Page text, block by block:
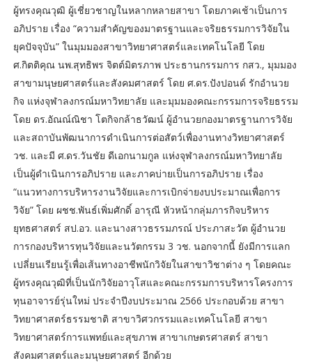
ผู้ทรงคุณวุฒิ ผู้เชี่ยวชาญในหลากหลายสาขา โดยภาคเช้าเป็นการ
อภิปราย เรื่อง “ความสำคัญของมาตรฐานและจริยธรรมการวิจัยใน
ยุคปัจจุบัน” ในมุมมองสาขาวิทยาศาสตร์และเทคโนโลยี โดย
ศ.กิตติคุณ นพ.สุทธิพร จิตต์มิตรภาพ ประธานกรรมการ กสว., มุมมอง
สาขามนุษยศาสตร์และสังคมศาสตร์ โดย ศ.ดร.ปังปอนด์ รักอํานวย
กิจ แห่งจุฬาลงกรณ์มหาวิทยาลัย และมุมมองคณะกรรมการจริยธรรม
โดย ดร.อัณณ์ณิชา โตกิจกล้าธวัฒน์ ผู้อำนวยกองมาตรฐานการวิจัย
และสถาบันพัฒนาการดำเนินการต่อสัตว์เพื่องานทางวิทยาศาสตร์
วช. และมี ศ.ดร.วันชัย ดีเอกนามกูล แห่งจุฬาลงกรณ์มหาวิทยาลัย
เป็นผู้ดำเนินการอภิปราย และภาคบ่ายเป็นการอภิปราย เรื่อง
“แนวทางการบริหารงานวิจัยและการเบิกจ่ายงบประมาณเพื่อการ
วิจัย” โดย ผชช.พันธ์เพิ่มศักดิ์ อารุณี หัวหน้ากลุ่มภารกิจบริหาร
ยุทธศาสตร์ สป.อว. และนางสาวธรรมภรณ์ ประภาสะวัต ผู้อำนวย
การกองบริหารทุนวิจัยและนวัตกรรม 3 วช. นอกจากนี้ ยังมีการแลก
เปลี่ยนเรียนรู้เพื่อเส้นทางอาชีพนักวิจัยในสาขาวิชาต่าง ๆ โดยคณะ
ผู้ทรงคุณวุฒิที่เป็นนักวิจัยอาวุโสและคณะกรรมการบริหารโครงการ
ทุนอาจารย์รุ่นใหม่ ประจำปีงบประมาณ 2566 ประกอบด้วย สาขา
วิทยาศาสตร์ธรรมชาติ สาขาวิศวกรรมและเทคโนโลยี สาขา
วิทยาศาสตร์การแพทย์และสุขภาพ สาขาเกษตรศาสตร์ สาขา
สังคมศาสตร์และมนุษยศาสตร์ อีกด้วย